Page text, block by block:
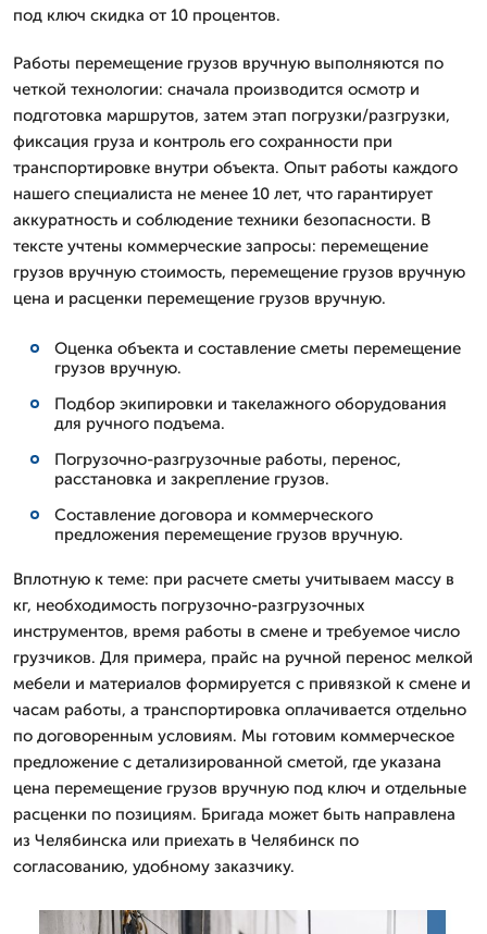
под ключ скидка от 10 процентов.
Работы перемещение грузов вручную выполняются по
четкой технологии: сначала производится осмотр и
подготовка маршрутов, затем этап погрузки/разгрузки,
фиксация груза и контроль его сохранности при
транспортировке внутри объекта. Опыт работы каждого
нашего специалиста не менее 10 лет, что гарантирует
аккуратность и соблюдение техники безопасности. В
тексте учтены коммерческие запросы: перемещение
грузов вручную стоимость, перемещение грузов вручную
цена и расценки перемещение грузов вручную.
Оценка объекта и составление сметы перемещение
грузов вручную.
Подбор экипировки и такелажного оборудования
для ручного подъема.
Погрузочно-разгрузочные работы, перенос,
расстановка и закрепление грузов.
Составление договора и коммерческого
предложения перемещение грузов вручную.
Вплотную к теме: при расчете сметы учитываем массу в
кг, необходимость погрузочно-разгрузочных
инструментов, время работы в смене и требуемое число
грузчиков. Для примера, прайс на ручной перенос мелкой
мебели и материалов формируется с привязкой к смене и
часам работы, а транспортировка оплачивается отдельно
по договоренным условиям. Мы готовим коммерческое
предложение с детализированной сметой, где указана
цена перемещение грузов вручную под ключ и отдельные
расценки по позициям. Бригада может быть направлена
из Челябинска или приехать в Челябинск по
согласованию, удобному заказчику.